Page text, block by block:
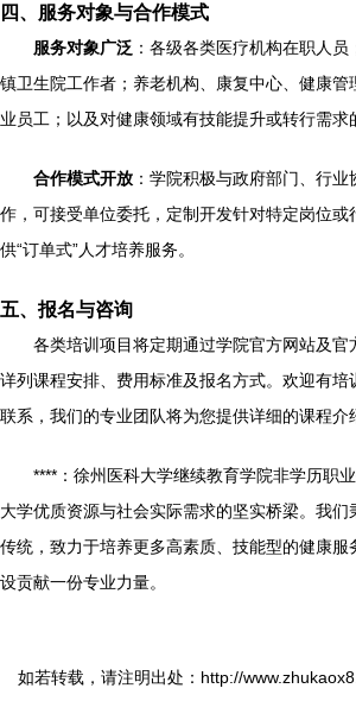
四、服务对象与合作模式
服务对象广泛 ：各级各类医疗机构在职人
镇卫生院工作者；养老机构、康复中心、健康
业员工；以及对健康领域有技能提升或转行需求
合作模式开放 ：学院积极与政府部门、行
作，可接受单位委托，定制开发针对特定岗位或
供“订单式”人才培养服务。
五、报名与咨询
各类培训项目将定期通过学院官方网站及官
详列课程安排、费用标准及报名方式。欢迎有培
联系，我们的专业团队将为您提供详细的课程介
****：徐州医科大学继续教育学院非学历职
大学优质资源与社会实际需求的坚实桥梁。我
传统，致力于培养更多高素质、技能型的健康服
设贡献一份专业力量。
如若转载，请注明出处：http://